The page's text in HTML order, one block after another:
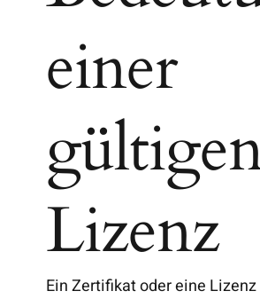
einer
Lizenz
Ein Zertifikat oder eine